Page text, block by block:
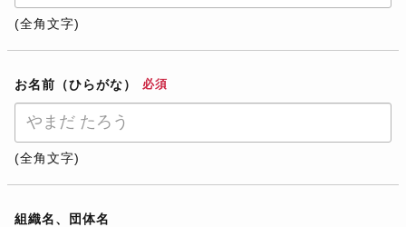
(全角文字)
お名前（ひらがな） 必須
(全角文字)
組織名、団体名